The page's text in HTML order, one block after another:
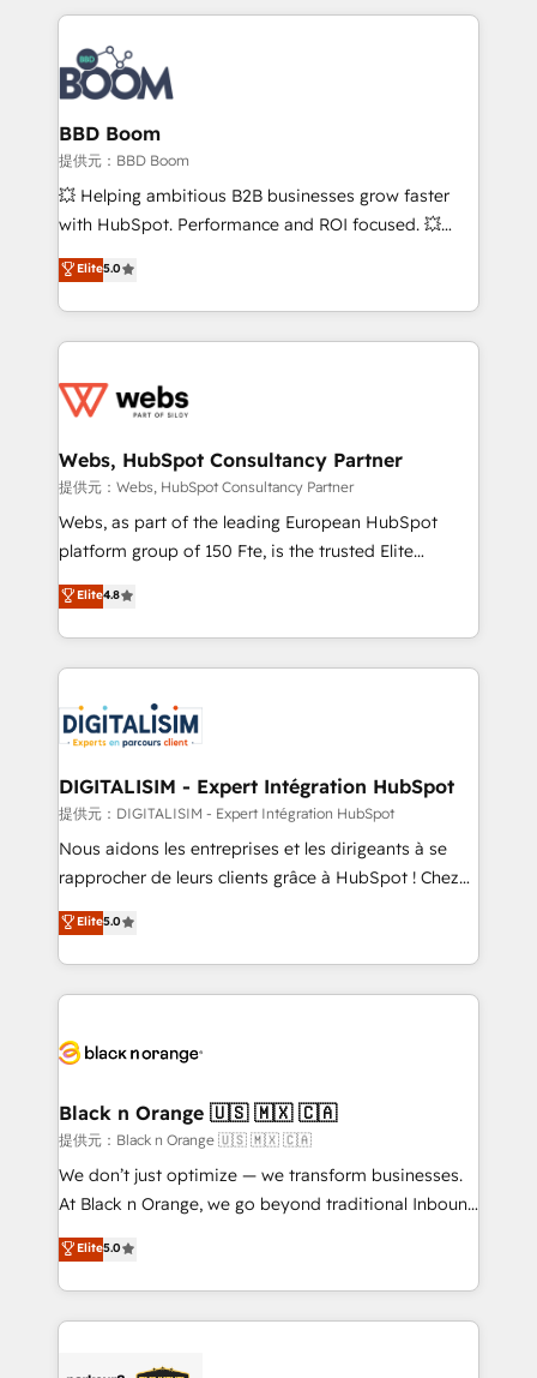
100+ intégrations CRM HubSpot réussies - 40
experts conseil - 150 certifications HubSpot
cumulées
builds scalable strategies that drive long-term
revenue. ⚙️ HubSpot Integration & Optimization •
Seamless CRM, CMS, and automation setup •
Complex platform migrations and data cleanups •
Custom APIs and third-party integrations 📈 End-to-
End Revenue Acceleration • Lifecycle marketing and
pipeline growth programs • Sales enablement tools
and CRM optimization • Retention strategies with
Execution • 750+ onboardings and 2,000+
implementations • Deep expertise across marketing,
BBD Boom
提供元：BBD Boom
💥 Helping ambitious B2B businesses grow faster
with HubSpot. Performance and ROI focused. 💥
BBD Boom is the HubSpot partner that can help you
to HubSpot Better. We work with your teams to
solve all your HubSpot challenges and improve user
adoption, sales process and marketing results.
the first time 🔧 Designing and optimising your
and build using HubSpot 🔌 Integrating HubSpot
with other systems 🎓 Training your teams to be
HubSpot pros 📊 Lead generation services using
HubSpot Why us? - SIX HubSpot Accreditations -
CRM, Solutions Architecture, Onboarding , Data
Migration, Custom Integration & Platform
team of 25+ experts Contact us today to help you
get more from your investment in HubSpot.
Elite5.0
Webs, HubSpot Consultancy Partner
提供元：Webs, HubSpot Consultancy Partner
Webs, as part of the leading European HubSpot
platform group of 150 Fte, is the trusted Elite
HubSpot CRM Partner offering you a roadmap on
maximizing EBITDA and achieving Commercial
Excellence. With our targeted processes, we
strengthen your digital transformation and minimize
Implementation partner, we provide expertise to
drive your business forward. Since 2015 we are fully
dedicated to HubSpot and with an experienced
team (50+), we work with reputable companies in
B2B sectors such as manufacturing, SaaS and
business services. We prepare a customized
impact of your digital transformation, including a
detailed financial rationale with a focus on ROI and
embark on a transformational journey that sets your
business up for long-term success. Unlock your
business. If not now, when?
Elite4.8
DIGITALISIM - Expert Intégration HubSpot
提供元：DIGITALISIM - Expert Intégration HubSpot
Nous aidons les entreprises et les dirigeants à se
rapprocher de leurs clients grâce à HubSpot ! Chez
DIGITALISIM, nous avons l'intime conviction que la
réussite des entreprises passe par l’innovation web,
le marketing digital, et la relation client ! C'est
pourquoi, nos experts sont à la fois capables de
référencement, votre stratégie digitale et le pilotage
projet HubSpot avec DIGITALISIM : 🧽 Nettoyage,
migration et intégration des bases de données. 🚀
Développement des interfaces avec vos logiciels
métiers ⚙️ Configuration de la plateforme HubSpot
Book Process & Guidelines utilisateurs 🎓
Formations des utilisateurs
Elite5.0
Black n Orange 🇺🇸 🇲🇽 🇨🇦
提供元：Black n Orange 🇺🇸 🇲🇽 🇨🇦
We don’t just optimize — we transform businesses.
At Black n Orange, we go beyond traditional Inbound
Marketing with our exclusive methodologies:
BOOMS and BOOST. Together, they form a powerful
combination that has driven success for over 800
businesses worldwide. As Elite HubSpot Partners, we
Elite5.0